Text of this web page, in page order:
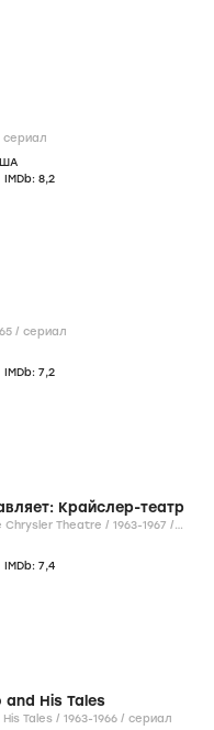
сериал
IMDb: 8,2
/ сериал
IMDb: 7,2
Крайслер-театр
Bob Hope Presents the Chrysler Theatre / 1963-1967 /
IMDb: 7,4
and His Tales
Tennessee Tuxedo and His Tales / 1963-1966 / сериал